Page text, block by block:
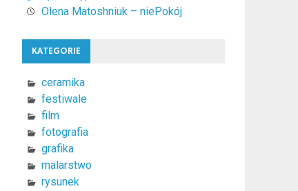
Olena Matoshniuk – niePokój
KATEGORIE
ceramika
festiwale
film
fotografia
grafika
malarstwo
rysunek